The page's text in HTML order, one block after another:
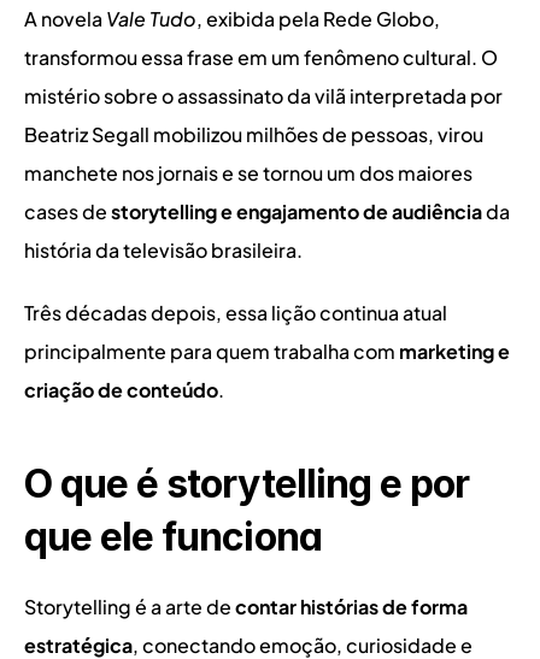
A novela Vale Tudo, exibida pela Rede Globo,
transformou essa frase em um fenômeno cultural. O
mistério sobre o assassinato da vilã interpretada por
Beatriz Segall mobilizou milhões de pessoas, virou
manchete nos jornais e se tornou um dos maiores
cases de storytelling e engajamento de audiência da
história da televisão brasileira.
Três décadas depois, essa lição continua atual
principalmente para quem trabalha com marketing e
criação de conteúdo.
O que é storytelling e por
que ele funciona
Storytelling é a arte de contar histórias de forma
estratégica, conectando emoção, curiosidade e